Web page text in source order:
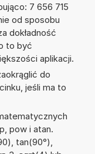
7 656 715
od sposobu
dokładność
to być
aplikacji.
do
jeśli ma to
pow i atan.
tan(90°),